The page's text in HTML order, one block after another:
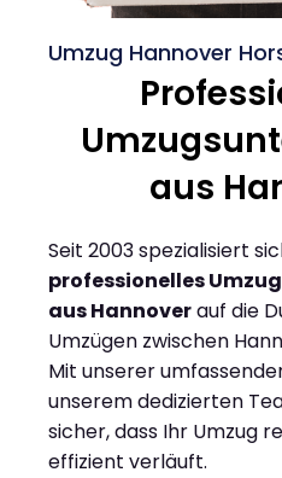
Umzug Hannover
aus
Seit 2003 spezialisiert
professionelles
aus Hannoverauf die
Umzügen zwischen
Mit unserer
unserem dedizierten
sicher, dass Ihr Umzug
effizient verläuft.